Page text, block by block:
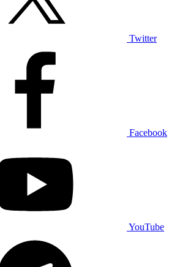
Twitter
Facebook
YouTube